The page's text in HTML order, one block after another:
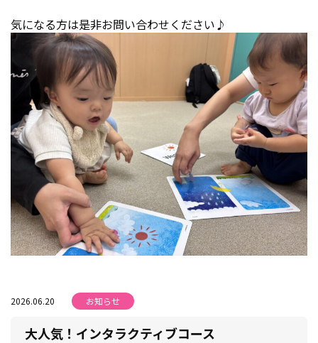
気になる方は是非お問い合わせください♪
2026.06.20 お知らせ
大人気！インタラクティブコース